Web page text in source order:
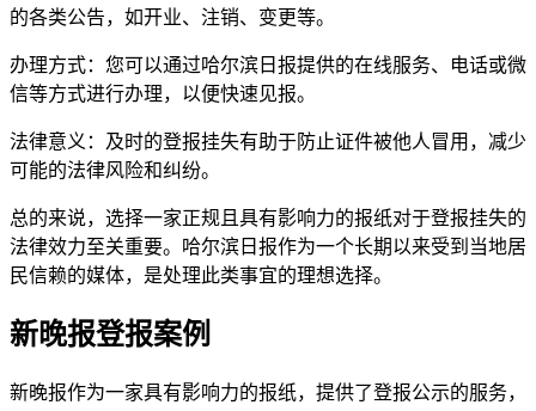
的各类公告，如开业、注销、变更等。
办理方式：您可以通过哈尔滨日报提供的在线服务、电话或微
信等方式进行办理，以便快速见报。
法律意义：及时的登报挂失有助于防止证件被他人冒用，减少
可能的法律风险和纠纷。
总的来说，选择一家正规且具有影响力的报纸对于登报挂失的
法律效力至关重要。哈尔滨日报作为一个长期以来受到当地居
民信赖的媒体，是处理此类事宜的理想选择。
新晚报登报案例
新晚报作为一家具有影响力的报纸，提供了登报公示的服务，